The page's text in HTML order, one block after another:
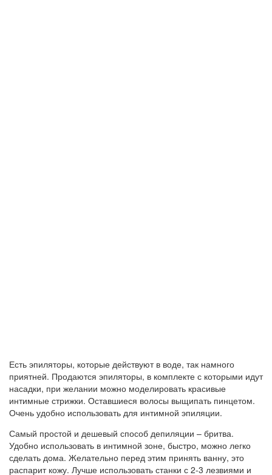
Есть эпиляторы, которые действуют в воде, так намного
приятней. Продаются эпиляторы, в комплекте с которыми идут
насадки, при желании можно моделировать красивые
интимные стрижки. Оставшиеся волосы выщипать пинцетом.
Очень удобно использовать для интимной эпиляции.
Самый простой и дешевый способ депиляции – бритва.
Удобно использовать в интимной зоне, быстро, можно легко
сделать дома. Желательно перед этим принять ванну, это
распарит кожу. Лучше использовать станки с 2-3 лезвиями и